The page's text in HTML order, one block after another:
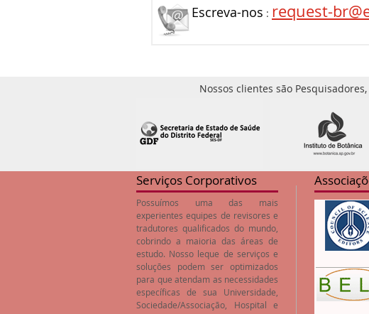
Escreva-nos : request-
Nossos clientes são
Serviços Corporativos
Possuímos uma das mais
experientes equipes de revisores e
tradutores qualificados do mundo,
cobrindo a maioria das áreas de
estudo. Nosso leque de serviços e
soluções podem ser optimizados
para que atendam as necessidades
específicas de sua Universidade,
Sociedade/Associação, Hospital e